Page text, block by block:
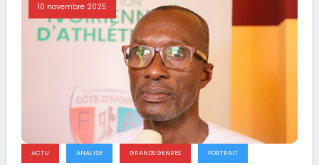
10 novembre 2025
ACTU ANALYSE GRANDS GENRES PORTRAIT